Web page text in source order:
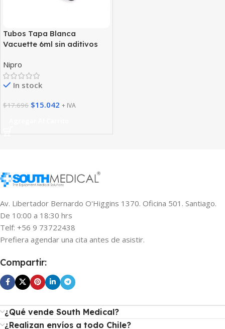
Tubos Tapa Blanca
Vacuette 6ml sin aditivos
Nipro
In stock
$17.696 $15.042 + IVA
Av. Libertador Bernardo O'Higgins 1370. Oficina 501. Santiago.
De 10:00 a 18:30 hrs
Telf: +56 9 73722438
Prefiera agendar una cita antes de asistir.
Compartir:
¿Qué vende South Medical?
¿Realizan envíos a todo Chile?